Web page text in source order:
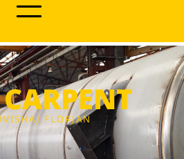
FLORJAN